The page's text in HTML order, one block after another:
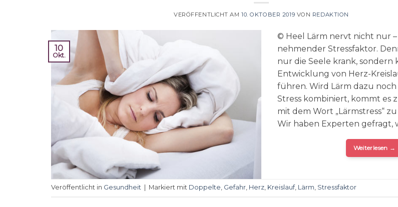
VERÖFFENTLICHT AM10. OKTOBER 2019 VON REDAKTION
10
Okt.
© Heel Lärm nervt nicht nur –
nehmender Stressfaktor.
nur die Seele krank, sondern
Entwicklung von Herz-
führen. Wird Lärm dazu
Stress kombiniert, kommt es
mit dem Wort „Lärmstress“
Wir haben Experten gefragt,
Weiterlesen →
Veröffentlicht in Gesundheit Markiert mit Doppelte, Gefahr, Herz, Kreislauf, Lärm, Stressfaktor